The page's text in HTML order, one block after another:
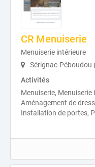
CR Menuiserie
Menuiserie intérieure
Sérignac-Péboudou
Activités
Menuiserie,
Aménagement de
Installation de portes,